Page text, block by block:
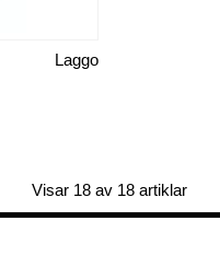
Laggo
Visar 18 av 18 artiklar